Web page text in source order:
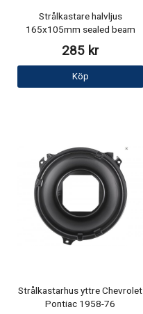
Strålkastare halvljus
165x105mm sealed beam
285 kr
Köp
Strålkastarhus yttre Chevrolet
Pontiac 1958-76